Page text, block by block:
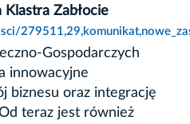
Klastra Zabłocie
Gospodarczych
innowacyjne
biznesu oraz integrację
teraz jest również